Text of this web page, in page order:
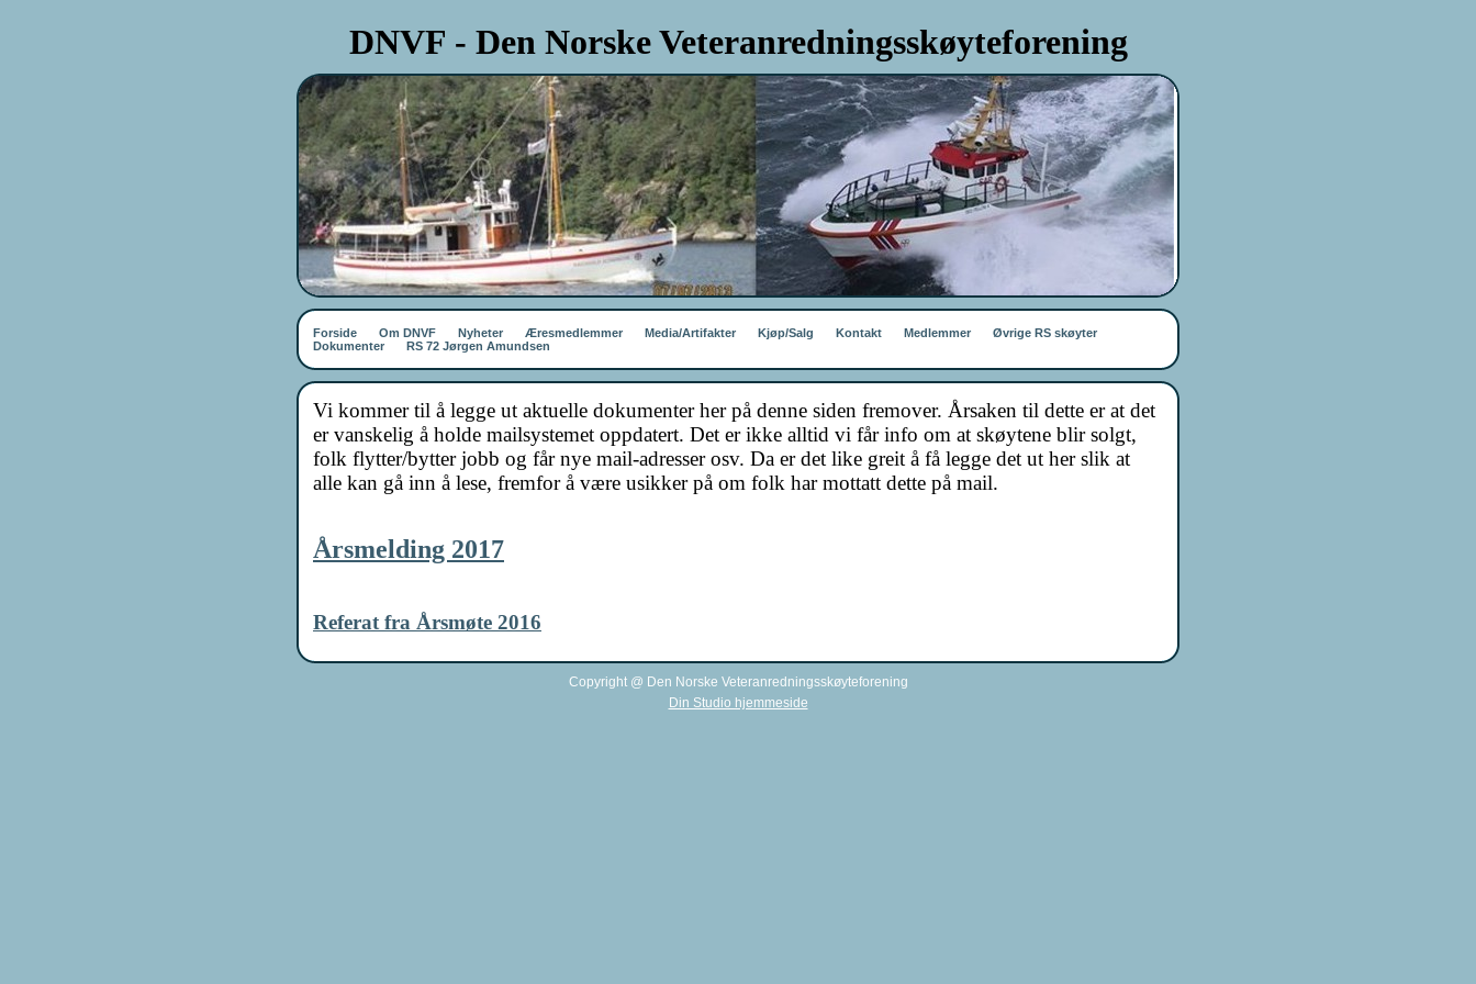
DNVF - Den Norske Veteranredningsskøyteforening
Forside Om DNVF Nyheter Æresmedlemmer Media/Artifakter Kjøp/Salg Kontakt Medlemmer
Øvrige RS skøyter
Dokumenter
RS 72 Jørgen Amundsen
Vi kommer til å legge ut aktuelle dokumenter her på denne siden fremover. Årsaken til dette er at det
er vanskelig å holde mailsystemet oppdatert. Det er ikke alltid vi får info om at skøytene blir solgt,
folk flytter/bytter jobb og får nye mail-adresser osv. Da er det like greit å få legge det ut her slik at
alle kan gå inn å lese, fremfor å være usikker på om folk har mottatt dette på mail.
Årsmelding 2017
Referat fra Årsmøte 2016
Copyright @ Den Norske Veteranredningsskøyteforening
Din Studio hjemmeside